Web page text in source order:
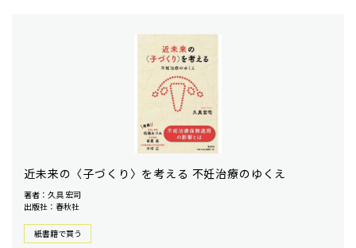
近未来の〈子づくり〉を考える 不妊治療のゆくえ
著者：久具 宏司
出版社：春秋社
紙書籍で買う